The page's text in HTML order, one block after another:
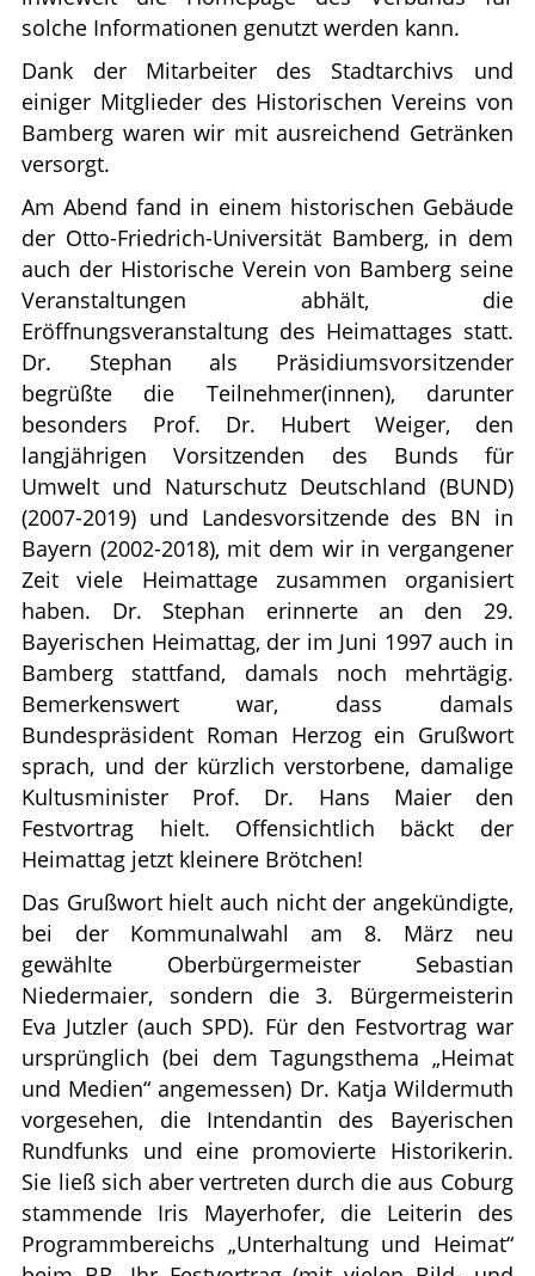
solche Informationen genutzt werden kann.
Dank der Mitarbeiter des Stadtarchivs und
einiger Mitglieder des Historischen Vereins von
Bamberg waren wir mit ausreichend Getränken
versorgt.
Am Abend fand in einem historischen Gebäude
der Otto-Friedrich-Universität Bamberg, in dem
auch der Historische Verein von Bamberg seine
Veranstaltungen abhält, die
Eröffnungsveranstaltung des Heimattages statt.
Dr. Stephan als Präsidiumsvorsitzender
begrüßte die Teilnehmer(innen), darunter
besonders Prof. Dr. Hubert Weiger, den
langjährigen Vorsitzenden des Bunds für
Umwelt und Naturschutz Deutschland (BUND)
(2007-2019) und Landesvorsitzende des BN in
Bayern (2002-2018), mit dem wir in vergangener
Zeit viele Heimattage zusammen organisiert
haben. Dr. Stephan erinnerte an den 29.
Bayerischen Heimattag, der im Juni 1997 auch in
Bamberg stattfand, damals noch mehrtägig.
Bemerkenswert war, dass damals
Bundespräsident Roman Herzog ein Grußwort
sprach, und der kürzlich verstorbene, damalige
Kultusminister Prof. Dr. Hans Maier den
Festvortrag hielt. Offensichtlich bäckt der
Heimattag jetzt kleinere Brötchen!
Das Grußwort hielt auch nicht der angekündigte,
bei der Kommunalwahl am 8. März neu
gewählte Oberbürgermeister Sebastian
Niedermaier, sondern die 3. Bürgermeisterin
Eva Jutzler (auch SPD). Für den Festvortrag war
ursprünglich (bei dem Tagungsthema „Heimat
und Medien“ angemessen) Dr. Katja Wildermuth
vorgesehen, die Intendantin des Bayerischen
Rundfunks und eine promovierte Historikerin.
Sie ließ sich aber vertreten durch die aus Coburg
stammende Iris Mayerhofer, die Leiterin des
Programmbereichs „Unterhaltung und Heimat“